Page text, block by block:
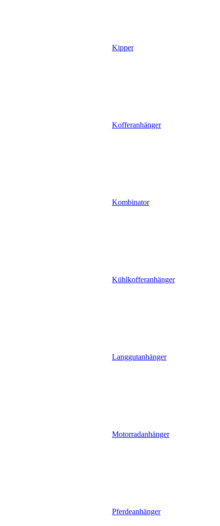
Kipper
Kofferanhänger
Kombinator
Kühlkofferanhänger
Langgutanhänger
Motorradanhänger
Pferdeanhänger